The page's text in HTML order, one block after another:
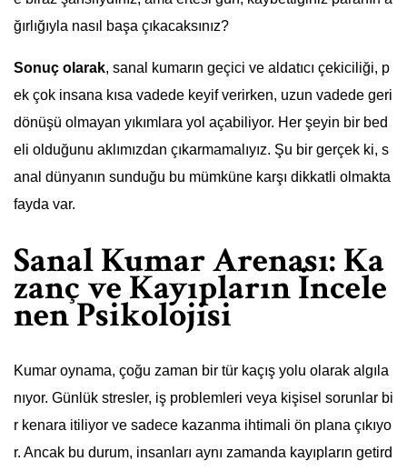
ğırlığıyla nasıl başa çıkacaksınız?
Sonuç olarak, sanal kumarın geçici ve aldatıcı çekiciliği, p
ek çok insana kısa vadede keyif verirken, uzun vadede geri
dönüşü olmayan yıkımlara yol açabiliyor. Her şeyin bir bed
eli olduğunu aklımızdan çıkarmamalıyız. Şu bir gerçek ki, s
anal dünyanın sunduğu bu mümküne karşı dikkatli olmakta
fayda var.
Sanal Kumar Arenası: Ka
zanç ve Kayıpların İncele
nen Psikolojisi
Kumar oynama, çoğu zaman bir tür kaçış yolu olarak algıla
nıyor. Günlük stresler, iş problemleri veya kişisel sorunlar bi
r kenara itiliyor ve sadece kazanma ihtimali ön plana çıkıyo
r. Ancak bu durum, insanları aynı zamanda kayıpların getird